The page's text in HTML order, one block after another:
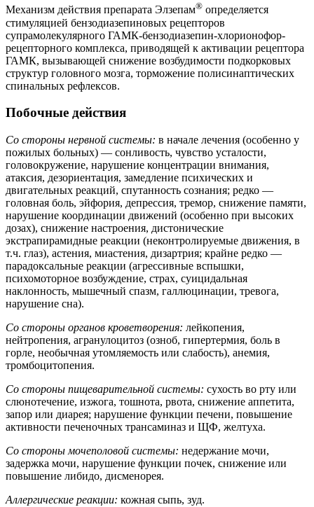
Механизм действия препарата Элзепам® определяется
стимуляцией бензодиазепиновых рецепторов
супрамолекулярного ГАМК-бензодиазепин-хлорионофор-
рецепторного комплекса, приводящей к активации рецептора
ГАМК, вызывающей снижение возбудимости подкорковых
структур головного мозга, торможение полисинаптических
спинальных рефлексов.
Побочные действия
Со стороны нервной системы: в начале лечения (особенно у
пожилых больных) — сонливость, чувство усталости,
головокружение, нарушение концентрации внимания,
атаксия, дезориентация, замедление психических и
двигательных реакций, спутанность сознания; редко —
головная боль, эйфория, депрессия, тремор, снижение памяти,
нарушение координации движений (особенно при высоких
дозах), снижение настроения, дистонические
экстрапирамидные реакции (неконтролируемые движения, в
т.ч. глаз), астения, миастения, дизартрия; крайне редко —
парадоксальные реакции (агрессивные вспышки,
психомоторное возбуждение, страх, суицидальная
наклонность, мышечный спазм, галлюцинации, тревога,
нарушение сна).
Со стороны органов кроветворения: лейкопения,
нейтропения, агранулоцитоз (озноб, гипертермия, боль в
горле, необычная утомляемость или слабость), анемия,
тромбоцитопения.
Со стороны пищеварительной системы: сухость во рту или
слюнотечение, изжога, тошнота, рвота, снижение аппетита,
запор или диарея; нарушение функции печени, повышение
активности печеночных трансаминаз и ЩФ, желтуха.
Со стороны мочеполовой системы: недержание мочи,
задержка мочи, нарушение функции почек, снижение или
повышение либидо, дисменорея.
Аллергические реакции: кожная сыпь, зуд.